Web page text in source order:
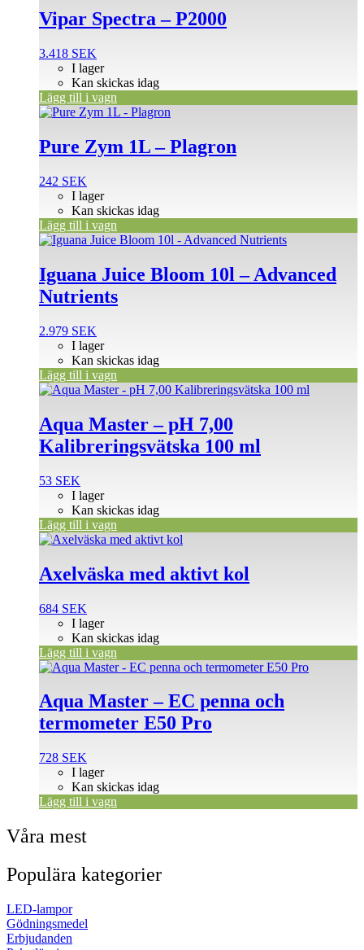
Vipar Spectra – P2000
3.418 SEK
I lager
Kan skickas idag
Lägg till i vagn
Pure Zym 1L – Plagron
242 SEK
I lager
Kan skickas idag
Lägg till i vagn
Iguana Juice Bloom 10l – Advanced
Nutrients
2.979 SEK
I lager
Kan skickas idag
Lägg till i vagn
Aqua Master – pH 7,00
Kalibreringsvätska 100 ml
53 SEK
I lager
Kan skickas idag
Lägg till i vagn
Axelväska med aktivt kol
684 SEK
I lager
Kan skickas idag
Lägg till i vagn
Aqua Master – EC penna och
termometer E50 Pro
728 SEK
I lager
Kan skickas idag
Lägg till i vagn
Våra mest
Populära kategorier
LED-lampor
Gödningsmedel
Erbjudanden